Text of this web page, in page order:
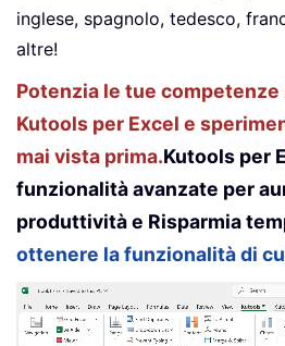
inglese, spagnolo, tedesco,
altre!
Potenzia le tue competenze
Kutools per Excel e
mai vista prima.Kutools per
funzionalità avanzate per
produttività e Risparmia
ottenere la funzionalità di